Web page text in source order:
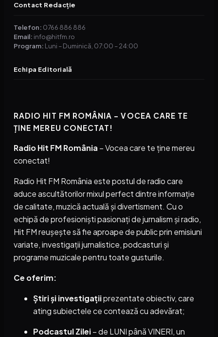
Contact Redacție
Telefon: 0766 886 886
Email: info@hitfm.ro
Program: Luni – Duminică, 07:00 – 24:00
Echipa Editorială
RADIO HIT FM ROMÂNIA – VOCEA CARE TE
ȚINE MEREU CONECTAT!
Radio Hit FM România – Vocea care te ține mereu
conectat!
Radio Hit FM România este postul de radio care
aduce ascultătorilor mixul perfect dintre informație
de calitate, muzică actuală și divertisment. Cu o
echipă de profesioniști pasionați de jurnalism și radio,
Hit FM reușește să fie aproape de public prin emisiuni
variate, investigații jurnalistice, podcasturi și
programe muzicale pentru toate gusturile.
Ce oferim:
Știri și investigațiiprezentate obiectiv, care
ating subiectele ce contează cu adevărat;
Podcastul Zilei– de LUNI până VINERI, un